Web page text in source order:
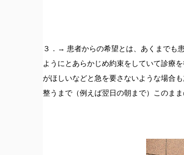
３．→ 患者からの希望とは、あくまでも
ようにとあらかじめ約束をしていて診療
がほしいなどと急を要さないような場合
整うまで（例えば翌日の朝まで）このま